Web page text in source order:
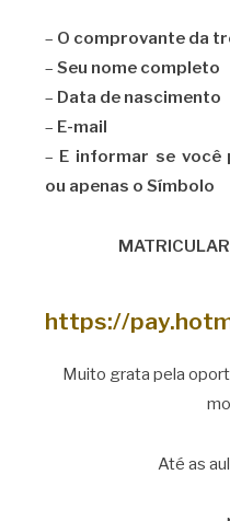
– O comprovante da
– Seu nome completo
– Data de nascimento
– E-mail
– E informar se você
ou apenas o Símbolo
https://
Muito grata pela
Até as